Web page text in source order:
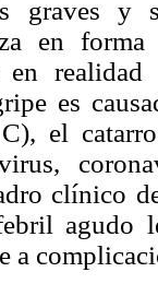
graves y
en
en
es
el
clínico
agudo
a